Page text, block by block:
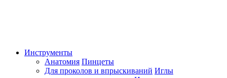
Инструменты
Анатомия Пинцеты
Для проколов и впрыскиваний Иглы